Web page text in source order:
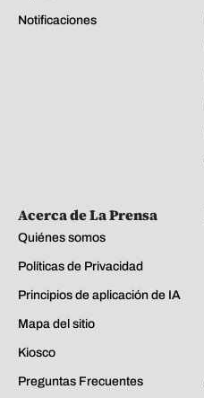
Notificaciones
Acerca de La Prensa
Quiénes somos
Políticas de Privacidad
Principios de aplicación de IA
Mapa del sitio
Kiosco
Preguntas Frecuentes